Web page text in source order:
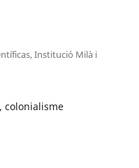
Institució Milà i
colonialisme